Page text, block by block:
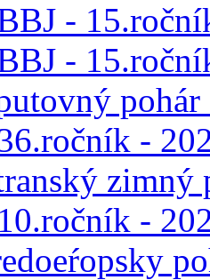
-
-
-
zimný
10.ročník -